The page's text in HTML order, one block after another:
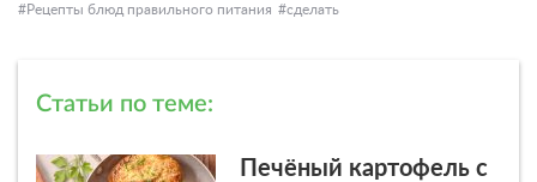
Рецепты блюд правильного питания
сделать
Статьи по теме:
Печёный картофель с